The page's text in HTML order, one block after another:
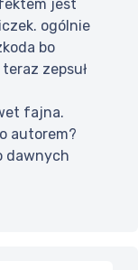
jest
ogólnie
bo
zepsuł
fajna.
autorem?
dawnych